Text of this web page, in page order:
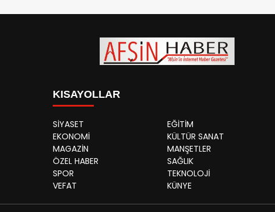
KISAYOLLAR
SİYASET
EĞİTİM
EKONOMİ
KÜLTÜR SANAT
MAGAZİN
MANŞETLER
ÖZEL HABER
SAĞLIK
SPOR
TEKNOLOJİ
VEFAT
KÜNYE